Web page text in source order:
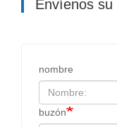
Envíenos su
nombre
buzón